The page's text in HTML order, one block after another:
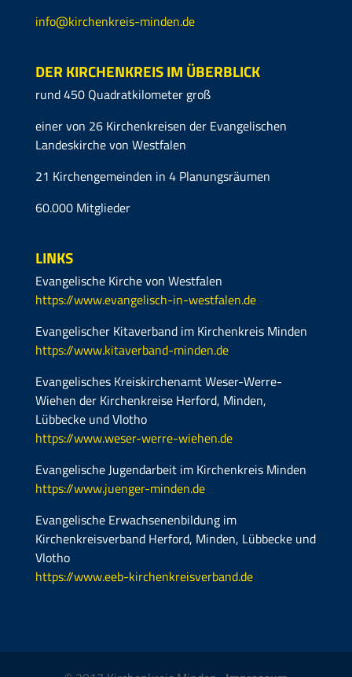
info@kirchenkreis-minden.de
DER KIRCHENKREIS IM ÜBERBLICK
rund 450 Quadratkilometer groß
einer von 26 Kirchenkreisen der Evangelischen
Landeskirche von Westfalen
21 Kirchengemeinden in 4 Planungsräumen
60.000 Mitglieder
LINKS
Evangelische Kirche von Westfalen
https://www.evangelisch-in-westfalen.de
Evangelischer Kitaverband im Kirchenkreis Minden
https://www.kitaverband-minden.de
Evangelisches Kreiskirchenamt Weser-Werre-
Wiehen der Kirchenkreise Herford, Minden,
Lübbecke und Vlotho
https://www.weser-werre-wiehen.de
Evangelische Jugendarbeit im Kirchenkreis Minden
https://www.juenger-minden.de
Evangelische Erwachsenenbildung im
Kirchenkreisverband Herford, Minden, Lübbecke und
Vlotho
https://www.eeb-kirchenkreisverband.de